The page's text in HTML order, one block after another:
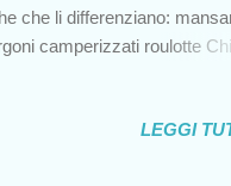
che li differenziano:
camperizzati roulotte
non so fino a che punto si
LEGGI